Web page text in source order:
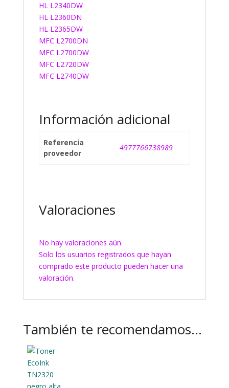
HL L2340DW
HL L2360DN
HL L2365DW
MFC L2700DN
MFC L2700DW
MFC L2720DW
MFC L2740DW
Información adicional
Referencia
proveedor
4977766738989
Valoraciones
No hay valoraciones aún.
Solo los usuarios registrados que hayan
comprado este producto pueden hacer una
valoración.
También te recomendamos…